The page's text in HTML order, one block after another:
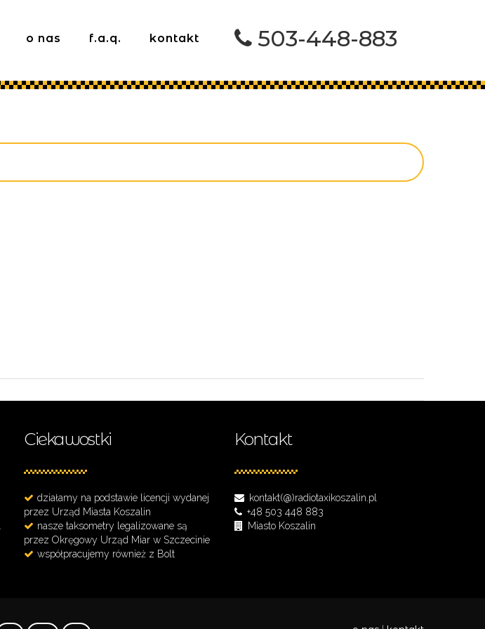
o nas f.a.q. kontakt 503-448-883
Ciekawostki
działamy na podstawie licencji wydanej
przez Urząd Miasta Koszalin
nasze taksometry legalizowane są
przez Okręgowy Urząd Miar w Szczecinie
współpracujemy również z Bolt
Kontakt
kontakt(@)radiotaxikoszalin.pl
+48 503 448 883
Miasto Koszalin